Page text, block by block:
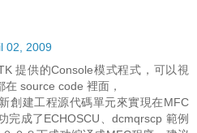
02, 2009
提供的Console模式程式，可以視
source code 裡面，
創建工程源代碼單元來實現在MFC
完成了ECHOSCU、dcmqrscp 範例